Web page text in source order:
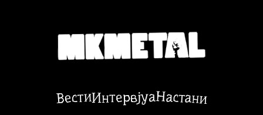
ВестиИнтервјуаНастани